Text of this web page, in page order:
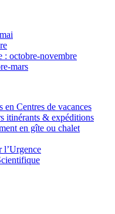
: octobre-novembre
mars
en Centres de vacances
itinérants & expéditions
en gîte ou chalet
l’Urgence